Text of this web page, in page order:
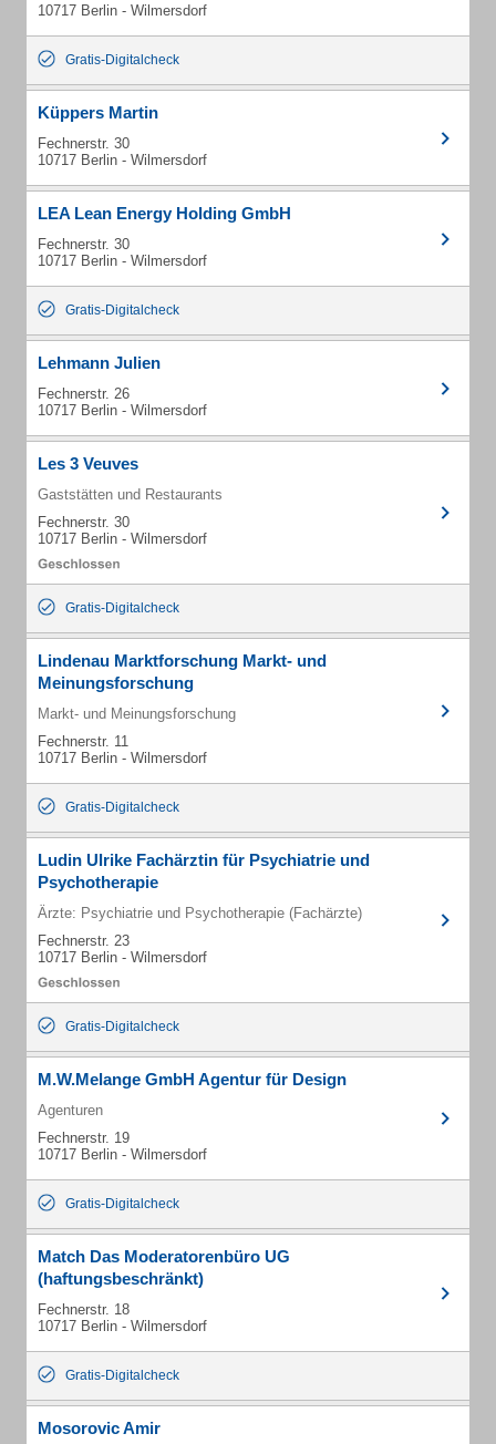
10717 Berlin - Wilmersdorf
Gratis-Digitalcheck
Küppers Martin
Fechnerstr. 30
10717 Berlin - Wilmersdorf
LEA Lean Energy Holding GmbH
Fechnerstr. 30
10717 Berlin - Wilmersdorf
Gratis-Digitalcheck
Lehmann Julien
Fechnerstr. 26
10717 Berlin - Wilmersdorf
Les 3 Veuves
Gaststätten und Restaurants
Fechnerstr. 30
10717 Berlin - Wilmersdorf
Gratis-Digitalcheck
Lindenau Marktforschung Markt- und
Meinungsforschung
Markt- und Meinungsforschung
Fechnerstr. 11
10717 Berlin - Wilmersdorf
Gratis-Digitalcheck
Ludin Ulrike Fachärztin für Psychiatrie und
Psychotherapie
Ärzte: Psychiatrie und Psychotherapie (Fachärzte)
Fechnerstr. 23
10717 Berlin - Wilmersdorf
Gratis-Digitalcheck
M.W.Melange GmbH Agentur für Design
Agenturen
Fechnerstr. 19
10717 Berlin - Wilmersdorf
Gratis-Digitalcheck
Match Das Moderatorenbüro UG
(haftungsbeschränkt)
Fechnerstr. 18
10717 Berlin - Wilmersdorf
Gratis-Digitalcheck
Mosorovic Amir